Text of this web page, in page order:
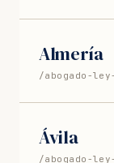
Almería
/abogado-
Ávila
/abogado-